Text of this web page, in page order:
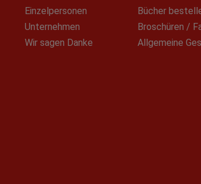
Einzelpersonen
Unternehmen
Wir sagen Danke
Bücher
Broschüren /
Allgemeine